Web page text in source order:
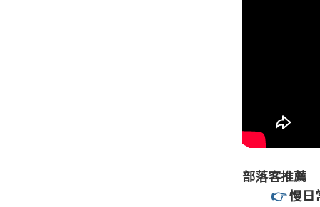
部落客推薦
👉慢日